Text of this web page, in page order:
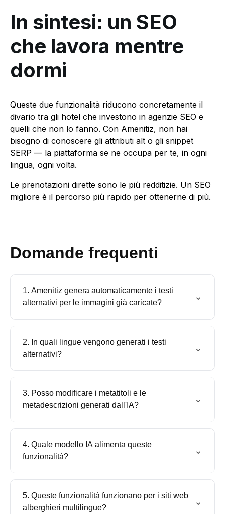
In sintesi: un SEO
che lavora mentre
dormi
Queste due funzionalità riducono concretamente il
divario tra gli hotel che investono in agenzie SEO e
quelli che non lo fanno. Con Amenitiz, non hai
bisogno di conoscere gli attributi alt o gli snippet
SERP — la piattaforma se ne occupa per te, in ogni
lingua, ogni volta.
Le prenotazioni dirette sono le più redditizie. Un SEO
migliore è il percorso più rapido per ottenerne di più.
Domande frequenti
1. Amenitiz genera automaticamente i testi
alternativi per le immagini già caricate?
⌄
2. In quali lingue vengono generati i testi
alternativi?
⌄
3. Posso modificare i metatitoli e le
metadescrizioni generati dall'IA?
⌄
4. Quale modello IA alimenta queste
funzionalità?
⌄
5. Queste funzionalità funzionano per i siti web
alberghieri multilingue?
⌄